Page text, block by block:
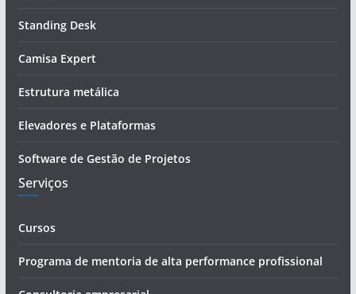
e
a
l
Standing Desk
Camisa Expert
Estrutura metálica
Elevadores e Plataformas
Software de Gestão de Projetos
Serviços
Cursos
Programa de mentoria de alta performance profissional